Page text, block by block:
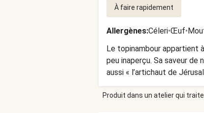
À faire rapidement
Allergènes:Céleri•Œuf•
Le topinambour appartient
peu inaperçu. Sa saveur de
aussi « l’artichaut de
avec du romarin.
Produit dans un atelier qui